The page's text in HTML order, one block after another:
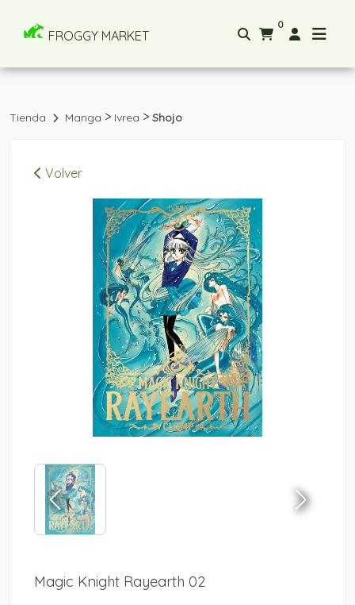
FROGGY MARKET
0
Tienda Manga > Ivrea > Shojo
Volver
Magic Knight Rayearth 02